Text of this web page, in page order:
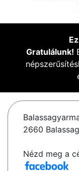
Gratulálunk!
2660
Nézd meg a